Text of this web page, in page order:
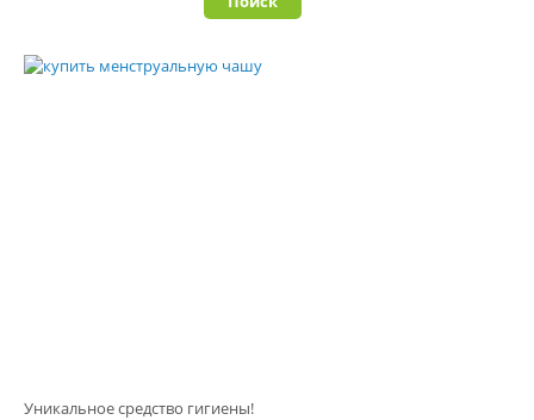
Уникальное средство гигиены!